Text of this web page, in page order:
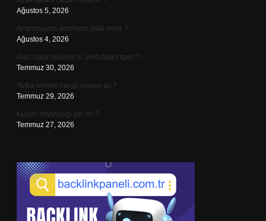
Ağustos 5, 2026
Amputasyon ameliyatı riskli midir ?
Ağustos 4, 2026
Alan nasıl bulunur 6. sınıf dikdörtgen ?
Temmuz 30, 2026
Yufka ekmek hangi yöreye ait ?
Temmuz 29, 2026
Kuşlar zeytinyağı yer mi ?
Temmuz 27, 2026